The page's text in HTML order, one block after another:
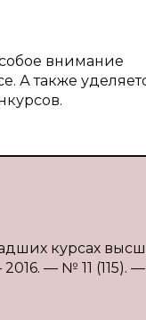
внимание
А также
курсах
— № 11 (115). —